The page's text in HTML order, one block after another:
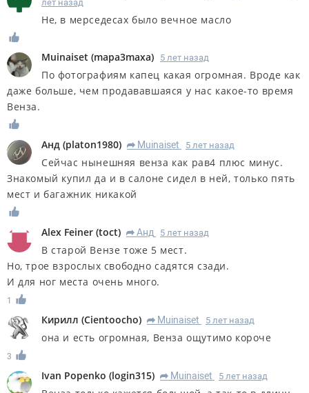
лет назад
Не, в мерседесах было вечное масло
Muinaiset (mapa3maxa) 5 лет назад
По фотографиям капец какая огромная. Вроде как
даже больше, чем продававшаяся у нас какое-то время
Венза.
Анд (platon1980) R Muinaiset 5 лет назад
Сейчас нынешняя венза как рав4 плюс минус.
Знакомый купил да и в салоне сидел в ней, только пять
мест и багажник никакой
Alex Feiner (toct) R Анд 5 лет назад
В старой Вензе тоже 5 мест.
Но, трое взрослых свободно садятся сзади.
И для ног места очень много.
1
Кирилл (Cientoocho) R Muinaiset 5 лет назад
она и есть огромная, Венза ощутимо короче
3
Ivan Popenko (login315) R Muinaiset 5 лет назад